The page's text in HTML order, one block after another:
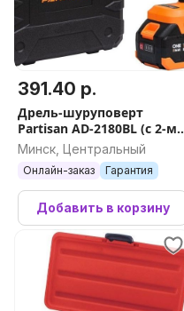
391.40 р.
Дрель-шуруповерт
Partisan AD-2180BL (с 2-мя
АКБ, кейс)
Минск, Центральный
Онлайн-заказ Гарантия
Добавить в корзину